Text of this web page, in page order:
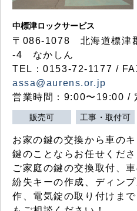
中標津ロックサービス
〒086-1078 北海道標津
-4 なかしん
TEL：0153-72-1177 /
assa@aurens.or.jp
営業時間：9:00〜19:00 /
販売可 工事・取付可
お家の鍵の交換から車の
鍵のことならお任せくださ
ご家庭の鍵の交換取付、
紛失キーの作成、ディン
作、電気錠の取り付けま